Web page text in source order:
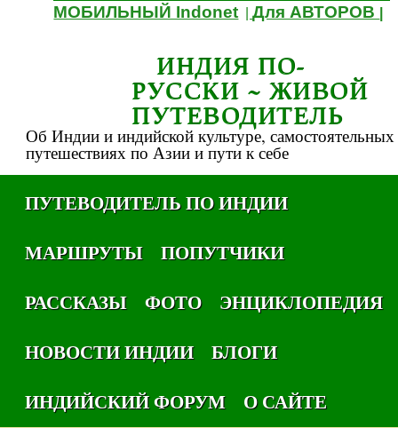
МОБИЛЬНЫЙ Indonet |Для АВТОРОВ
ИНДИЯ ПО-
РУССКИ ~ ЖИВОЙ
ПУТЕВОДИТЕЛЬ
Об Индии и индийской культуре, самостоятельных
путешествиях по Азии и пути к себе
ПУТЕВОДИТЕЛЬ ПО ИНДИИ
МАРШРУТЫ
ПОПУТЧИКИ
РАССКАЗЫ
ФОТО
ЭНЦИКЛОПЕДИЯ
НОВОСТИ ИНДИИ
БЛОГИ
ИНДИЙСКИЙ ФОРУМ
О САЙТЕ